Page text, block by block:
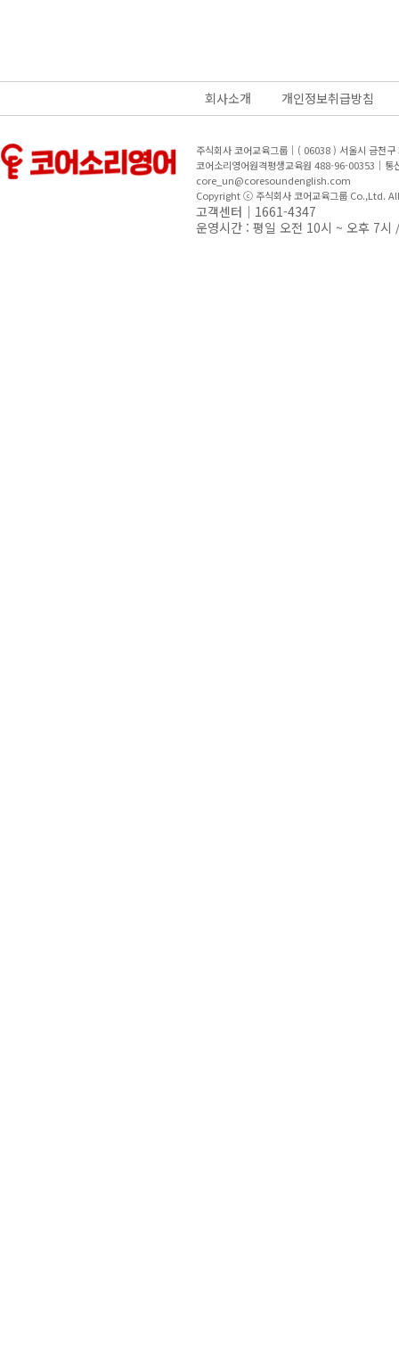
회사소개 개인정보취급방침
주식회사 코어교육그룹｜( 06038 ) 서울시 금천
코어소리영어원격평생교육원 488-96-00353｜
core_un@coresoundenglish.com
Copyright ⓒ 주식회사 코어교육그룹 Co.,Ltd.
고객센터｜1661-4347
운영시간 : 평일 오전 10시 ~ 오후 7